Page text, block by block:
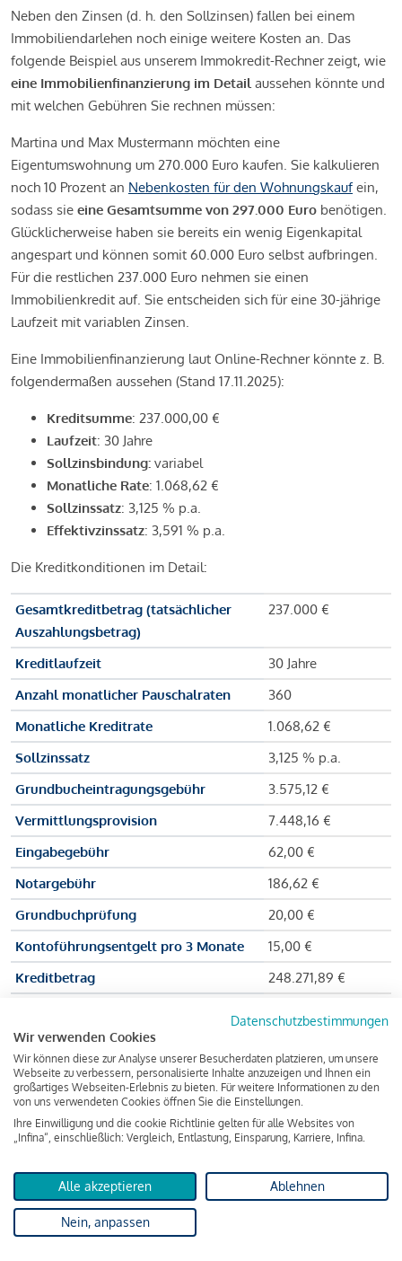
Neben den Zinsen (d. h. den Sollzinsen) fallen bei einem
Immobiliendarlehen noch einige weitere Kosten an. Das
folgende Beispiel aus unserem Immokredit-Rechner zeigt, wie
eine Immobilienfinanzierung im Detail aussehen könnte und
mit welchen Gebühren Sie rechnen müssen:
Martina und Max Mustermann möchten eine
Eigentumswohnung um 270.000 Euro kaufen. Sie kalkulieren
noch 10 Prozent an Nebenkosten für den Wohnungskaufein,
sodass sie eine Gesamtsumme von 297.000 Euro benötigen.
Glücklicherweise haben sie bereits ein wenig Eigenkapital
angespart und können somit 60.000 Euro selbst aufbringen.
Für die restlichen 237.000 Euro nehmen sie einen
Immobilienkredit auf. Sie entscheiden sich für eine 30-jährige
Laufzeit mit variablen Zinsen.
Eine Immobilienfinanzierung laut Online-Rechner könnte z. B.
folgendermaßen aussehen (Stand 17.11.2025):
Kreditsumme: 237.000,00 €
Laufzeit: 30 Jahre
Sollzinsbindung: variabel
Monatliche Rate: 1.068,62 €
Sollzinssatz: 3,125 % p.a.
Effektivzinssatz: 3,591 % p.a.
Die Kreditkonditionen im Detail:
Gesamtkreditbetrag (tatsächlicher
Auszahlungsbetrag)
237.000 €
Kreditlaufzeit
30 Jahre
Anzahl monatlicher Pauschalraten
360
Monatliche Kreditrate
1.068,62 €
Sollzinssatz
3,125 % p.a.
Grundbucheintragungsgebühr
3.575,12 €
Vermittlungsprovision
7.448,16 €
Eingabegebühr
62,00 €
Notargebühr
186,62 €
Grundbuchprüfung
20,00 €
Kontoführungsentgelt pro 3 Monate
15,00 €
Kreditbetrag
248.271,89 €
Zu zahlender Gesamtbetrag
Kreditvermittler
INFINA Credit
Broker GmbH
von 237.000 Euro ausgezahlt, um die Wohnung zu kaufen.
Darüber hinaus fallen aber noch einige Gebühren an (z. B. die
Grundbucheintragungsgebühr), sodass die Bank den
Datenschutzbestimmungen
Wir verwenden Cookies
Wir können diese zur Analyse unserer Besucherdaten platzieren, um unsere
Webseite zu verbessern, personalisierte Inhalte anzuzeigen und Ihnen ein
großartiges Webseiten-Erlebnis zu bieten. Für weitere Informationen zu den
von uns verwendeten Cookies öffnen Sie die Einstellungen.
Ihre Einwilligung und die cookie Richtlinie gelten für alle Websites von
„Infina“, einschließlich: Vergleich, Entlastung, Einsparung, Karriere, Infina.
Alle akzeptieren Ablehnen
Nein, anpassen